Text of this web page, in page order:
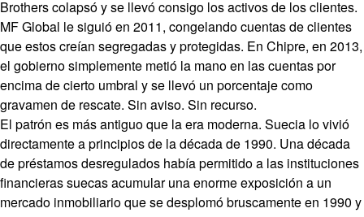
Brothers colapsó y se llevó consigo los activos de los clientes.
MF Global le siguió en 2011, congelando cuentas de clientes
que estos creían segregadas y protegidas. En Chipre, en 2013,
el gobierno simplemente metió la mano en las cuentas por
encima de cierto umbral y se llevó un porcentaje como
gravamen de rescate. Sin aviso. Sin recurso.
El patrón es más antiguo que la era moderna. Suecia lo vivió
directamente a principios de la década de 1990. Una década
de préstamos desregulados había permitido a las instituciones
financieras suecas acumular una enorme exposición a un
mercado inmobiliario que se desplomó bruscamente en 1990 y